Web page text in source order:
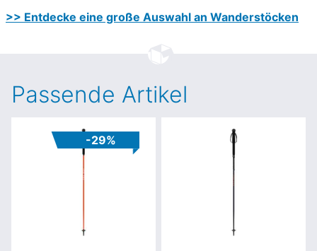
>> Entdecke eine große Auswahl an Wanderstöcken
Passende Artikel
-29%